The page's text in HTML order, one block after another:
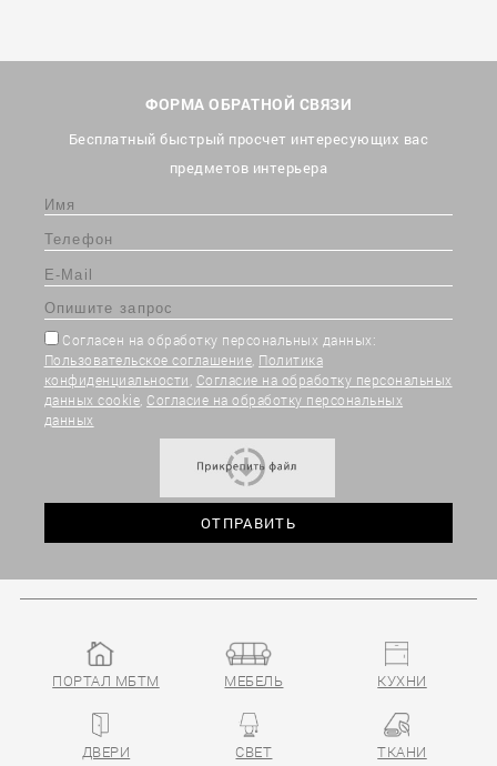
ФОРМА ОБРАТНОЙ СВЯЗИ
Бесплатный быстрый просчет интересующих вас
предметов интерьера
Согласен на обработку персональных данных:
Пользовательское соглашение Политика
конфиденциальности Согласие на обработку персональных
данных cookie Согласие на обработку персональных
данных
ПОРТАЛ МБТМ МЕБЕЛЬ КУХНИ
ДВЕРИ СВЕТ ТКАНИ